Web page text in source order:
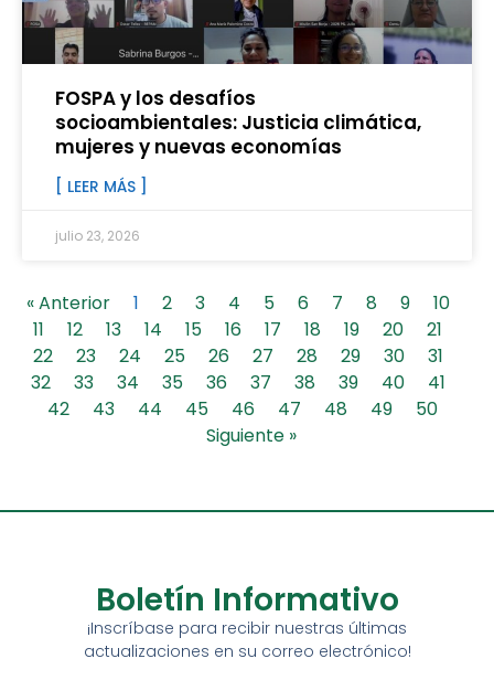
FOSPA y los desafíos
socioambientales: Justicia climática,
mujeres y nuevas economías
[ LEER MÁS ]
julio 23, 2026
« Anterior 1 2 3 4 5 6 7 8 9
10
11
12 13 14 15 16 17 18 19 20
21
22
23 24 25 26 27 28 29 30
31
32
33 34 35 36 37 38 39 40
41
42
43 44 45 46 47 48 49
50
Siguiente »
Boletín Informativo
¡Inscríbase para recibir nuestras últimas
actualizaciones en su correo electrónico!